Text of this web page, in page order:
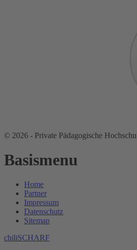
© 2026 - Private Pädagogische
Basismenu
Home
Partner
Impressum
Datenschutz
Sitemap
chiliSCHARF